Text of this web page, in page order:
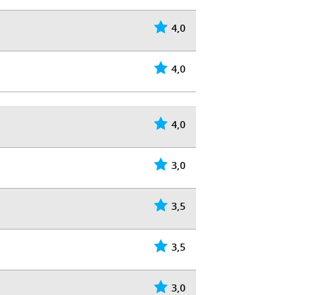
4,0
4,0
4,0
3,0
3,5
3,5
3,0